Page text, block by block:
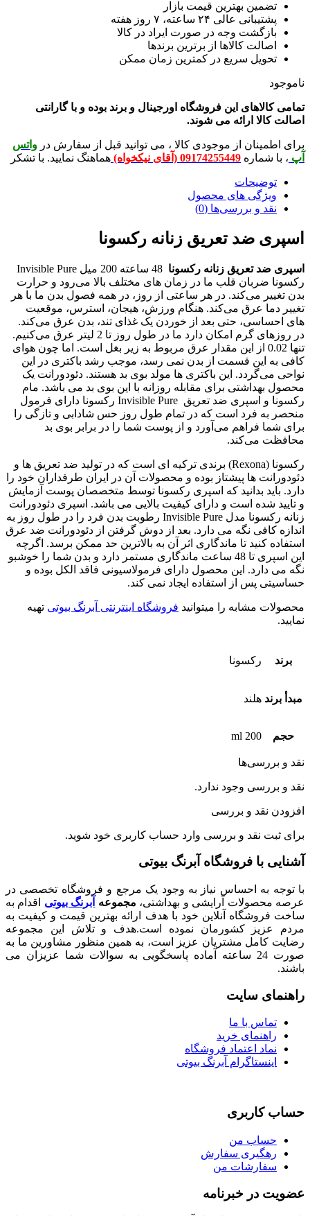
بهترین قیمت بازار
عالی ۲۴ ساعته، ۷ روز هفته
وجه در صورت ایراد در کالا
کالاها از برترین برندها
سریع در کمترین زمان ممکن
این فروشگاه اورجینال و برند بوده و با گارانتی
ارائه می شوند.
از موجودی کالا ، می توانید قبل از سفارش درواتس
09174255449 (آقای نیکخواه) هماهنگ نمایید. با تشکر
های محصول
و بررسی‌ها (0)
ضد تعریق زنانه رکسونا
تعریق زنانه رکسونا
48 ساعته 200 میل Invisible Pure
قلب ما در زمان های مختلف بالا می‌رود و حرارت
می‌کند. در هر ساعتی از روز، در همه فصول بدن ما با هر
عرق می‌کند. هنگام ورزش، هیجان، استرس، موقعیت
حتی بعد از خوردن یک غذای تند، بدن عرق می‌کند.
در روزهای گرم امکان دارد ما در طول روز تا 2 لیتر عرق می‌کنیم.
تنها 0.02 از این مقدار عرق مربوط به زیر بغل است. اما چون هوای
این قسمت از بدن نمی رسد، موجب رشد باکتری در این
این باکتری ها مولد بوی بد هستند. دئودورانت یک
برای مقابله روزانه با این بوی بد می باشد. مام
رکسونا و اسپری ضد تعریق Invisible Pure رکسونا دارای فرمول
فرد است که در تمام طول روز حس شادابی و تازگی را
فراهم می‌آورد و از پوست شما را در برابر بوی بد
می‌کند.
رکسونا (Rexona) برندی ترکیه ای است که در تولید ضد تعریق ها و
ها پیشتاز بوده و محصولات آن در ایران طرفداران خود را
بدانید که اسپری رکسونا توسط متخصصان پوست آزمایش
است و دارای کیفیت بالایی می باشد. اسپری دئودورانت
زنانه رکسونا مدل Invisible Pure رطوبت بدن فرد را در طول روز به
نگه می دارد. بعد از دوش گرفتن از دئودورانت ضد عرق
تا ماندگاری اثر آن به بالاترین حد ممکن برسد. اگرچه
این اسپری تا 48 ساعت ماندگاری مستمر دارد و بدن شما را خوشبو
این محصول دارای فرمولاسیونی فاقد الکل بوده و
پس از استفاده ایجاد نمی کند.
مشابه را میتوانید فروشگاه اینترنتی آبرنگ بیوتی تهیه
رکسونا
هلند
200 ml
وجود ندارد.
و بررسی
نقد و بررسیوارد حساب کاربریخود شوید.
با فروشگاه آبرنگ بیوتی
به احساس نیاز به وجود یک مرجع و فروشگاه تخصصی در
آرایشی و بهداشتی،مجموعه آبرنگ بیوتی اقدام به
آنلاین خود با هدف ارائه بهترین قیمت و کیفیت به
کشورمان نموده است.هدف و تلاش این مجموعه
مشتریان عزیز است، به همین منظور مشاورین ما به
صورت 24 ساعته آماده پاسخگویی به سوالات شما عزیزان می
سایت
با ما
خرید
اعتماد فروشگاه
آبرنگ بیوتی
من
سفارش
من
خبرنامه